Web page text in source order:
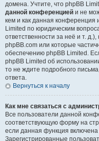
домена. Учтите, что phpBB
данной конференцией и не
кем и как данная конференция
Limited по юридическим
ответственности за неё и т. д.),
phpBB.com или которые
обеспечению phpBB Limited.
phpBB Limited об
то не ждите подробного
ответа.
Вернуться к началу
Как мне связаться с
Все пользователи данной
соответствующую форму на
если данная функция
Зарегистрированные